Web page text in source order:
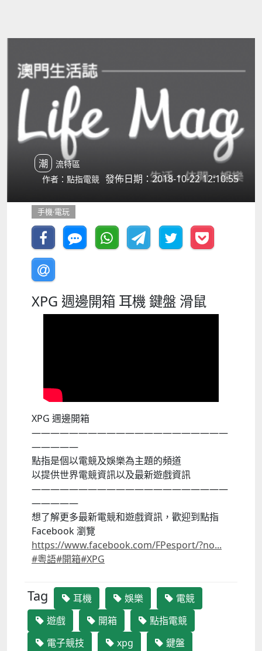
潮流特區
作者：點指電競 發佈日期：2018-10-22 12:10:55
手機‧電玩
XPG 週邊開箱 耳機 鍵盤 滑鼠
XPG 週邊開箱
—————————————————————
—————
點指是個以電競及娛樂為主題的頻道
以提供世界電競資訊以及最新遊戲資訊
—————————————————————
—————
想了解更多最新電競和遊戲資訊，歡迎到點指
Facebook 瀏覽
https://www.facebook.com/FPesport/?no...
#粵語#開箱#XPG
Tag 耳機 娛樂
電競
遊戲
開箱
點指電競
電子競技
xpg
鍵盤